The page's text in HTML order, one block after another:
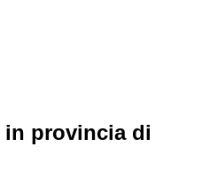
in provincia di